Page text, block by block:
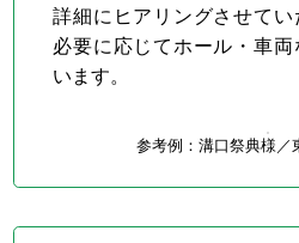
詳細にヒアリングさせてい
必要に応じてホール・車
います。
参考例：溝口祭典様／